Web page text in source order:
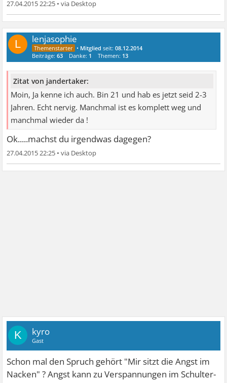
27.04.2015 22:25 •
L lenjasophie
• Mitglied seit:08.12.2014
Beiträge:63 Danke: 1 Themen: 13
Zitat von jandertaker:
Moin, Ja kenne ich auch. Bin 21 und hab es jetzt seid 2-3
Jahren. Echt nervig. Manchmal ist es komplett weg und
manchmal wieder da !
Ok.....machst du irgendwas dagegen?
27.04.2015 22:25 •
K kyro
Gast
Schon mal den Spruch gehört "Mir sitzt die Angst im
Nacken" ? Angst kann zu Verspannungen im Schulter-